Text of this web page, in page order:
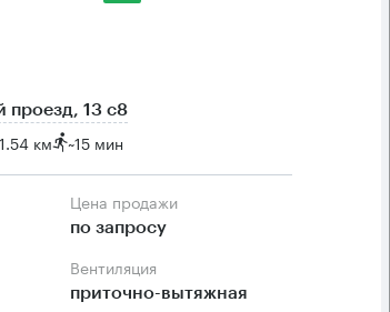
проезд, 13 с8
км ~15 мин
Цена продажи
по запросу
Вентиляция
приточно-вытяжная